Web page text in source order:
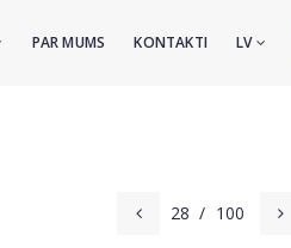
PAR MUMS KONTAKTI LV
28 / 100